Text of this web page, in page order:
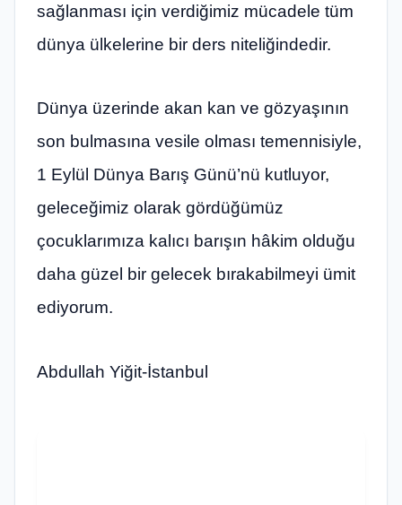
sağlanması için verdiğimiz mücadele tüm
dünya ülkelerine bir ders niteliğindedir.
Dünya üzerinde akan kan ve gözyaşının
son bulmasına vesile olması temennisiyle,
1 Eylül Dünya Barış Günü’nü kutluyor,
geleceğimiz olarak gördüğümüz
çocuklarımıza kalıcı barışın hâkim olduğu
daha güzel bir gelecek bırakabilmeyi ümit
ediyorum.
Abdullah Yiğit-İstanbul